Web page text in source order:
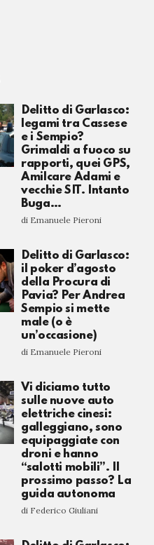
Delitto di Garlasco:
legami tra Cassese
e i Sempio?
Grimaldi a fuoco su
rapporti, quei GPS,
Amilcare Adami e
vecchie SIT. Intanto
Buga…
di Emanuele Pieroni
Delitto di Garlasco:
il poker d’agosto
della Procura di
Pavia? Per Andrea
Sempio si mette
male (o è
un’occasione)
di Emanuele Pieroni
Vi diciamo tutto
sulle nuove auto
elettriche cinesi:
galleggiano, sono
equipaggiate con
droni e hanno
“salotti mobili”. Il
prossimo passo? La
guida autonoma
di Federico Giuliani